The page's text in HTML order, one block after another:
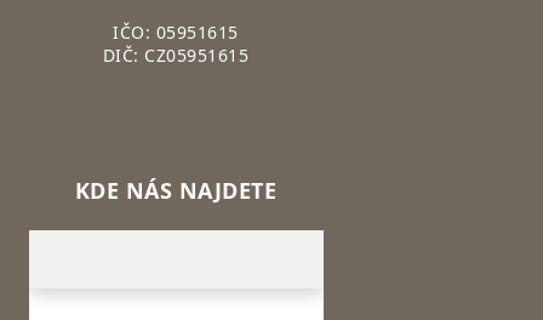
IČO: 05951615
DIČ: CZ05951615
KDE NÁS NAJDETE